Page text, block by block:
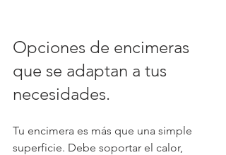
Opciones de encimeras
que se adaptan a tus
necesidades.
Tu encimera es más que una simple
superficie. Debe soportar el calor,